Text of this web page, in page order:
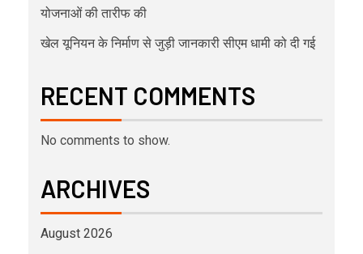
योजनाओं की तारीफ की
खेल यूनियन के निर्माण से जुड़ी जानकारी सीएम धामी को दी गई
RECENT COMMENTS
No comments to show.
ARCHIVES
August 2026